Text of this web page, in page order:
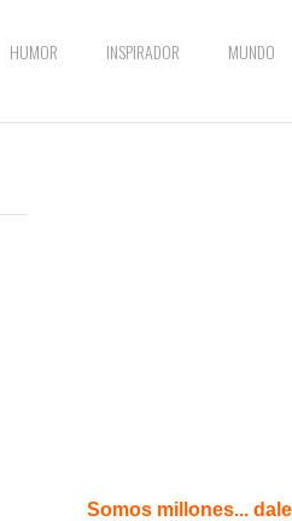
HUMOR INSPIRADOR MUNDO
Somos millones...